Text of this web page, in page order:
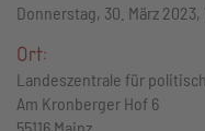
Donnerstag, 30. März 2023,
Ort:
Landeszentrale für
Am Kronberger Hof 6